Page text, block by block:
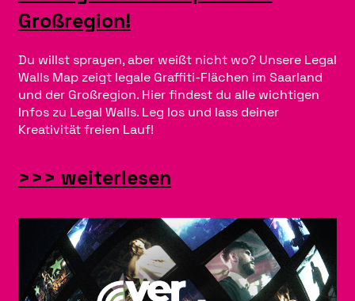
s
c
ä
k
e
a
Großregion!
Du willst sprayen, aber weißt nicht wo? Unsere Legal
Walls Map zeigt legale Graffiti-Flächen im Saarland
und der Großregion. Hier findest du alle wichtigen
Infos zu Legal Walls. Leg los und lass deiner
Kreativität freien Lauf!
>>> weiterlesen:
i
e
L